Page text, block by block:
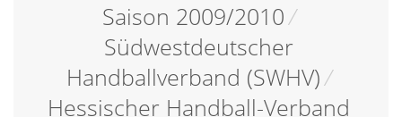
Saison 2009/2010/
Südwestdeutscher
Handballverband (SWHV)/
Hessischer Handball-Verband